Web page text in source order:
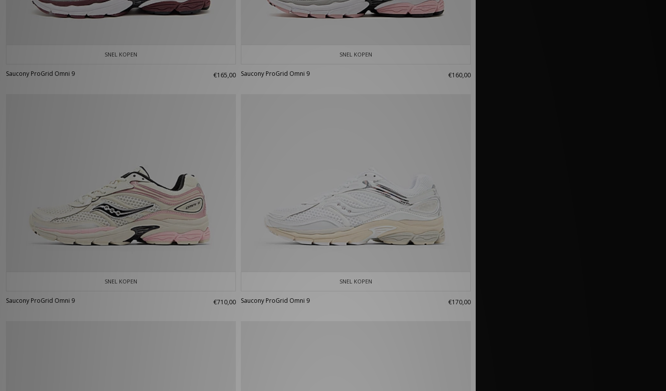
SNEL KOPEN
Saucony ProGrid Omni 9 €165,00
SNEL KOPEN
Saucony ProGrid Omni 9 €160,00
SNEL KOPEN
Saucony ProGrid Omni 9 €710,00
SNEL KOPEN
Saucony ProGrid Omni 9 €170,00